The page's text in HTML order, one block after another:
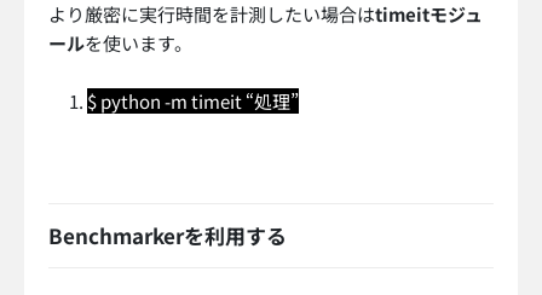
より厳密に実行時間を計測したい場合はtimeitモジュ
ールを使います。
$ python -m timeit “処理”
Benchmarkerを利用する